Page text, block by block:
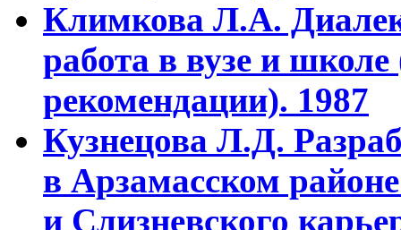
Климкова Л.А.
работа в вузе и
рекомендации). 1987
Кузнецова Л.Д.
в Арзамасском
и Слизневского